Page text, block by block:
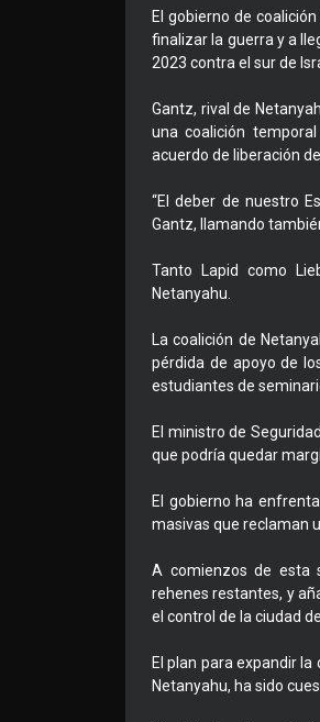
El gobierno de
finalizar la guerra y a
2023 contra el sur de
Gantz, rival de
una coalición
acuerdo de liberación
“El deber de nuestro
Gantz, llamando
Tanto Lapid como
Netanyahu.
La coalición de
pérdida de apoyo de
estudiantes de
El ministro de
que podría quedar
El gobierno ha
masivas que reclaman
A comienzos de esta
rehenes restantes, y
el control de la ciudad
El plan para expandir
Netanyahu, ha sido